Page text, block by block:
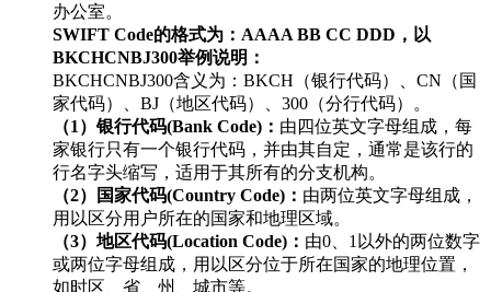
办公室。
SWIFT Code的格式为：AAAA BB CC DDD，以
BKCHCNBJ300举例说明：
BKCHCNBJ300含义为：BKCH（银行代码）、CN（国
家代码）、BJ（地区代码）、300（分行代码）。
（1）银行代码(Bank Code)： 由四位英文字母组成，每
家银行只有一个银行代码，并由其自定，通常是该行的
行名字头缩写，适用于其所有的分支机构。
（2）国家代码(Country Code)： 由两位英文字母组成，
用以区分用户所在的国家和地理区域。
（3）地区代码(Location Code)： 由0、1以外的两位数字
或两位字母组成，用以区分位于所在国家的地理位置，
如时区、省、州、城市等。